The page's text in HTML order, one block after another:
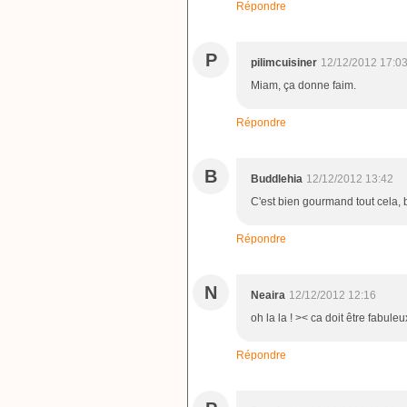
Répondre
P pilimcuisiner 12/12/2012 17:03
Miam, ça donne faim.
Répondre
B Buddlehia 12/12/2012 13:42
C'est bien gourmand tout cela,
Répondre
N Neaira 12/12/2012 12:16
oh la la ! >< ca doit être
Répondre